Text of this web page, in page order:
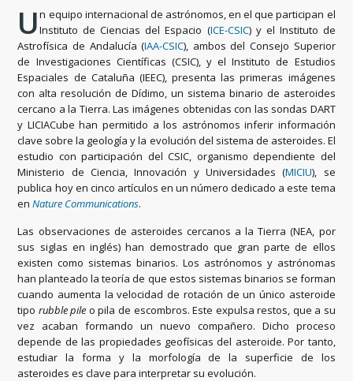
Un equipo internacional de astrónomos, en el que participan el
Instituto de Ciencias del Espacio (ICE-CSIC) y el Instituto de
Astrofísica de Andalucía (IAA-CSIC), ambos del Consejo Superior
de Investigaciones Científicas (CSIC), y el Instituto de Estudios
Espaciales de Cataluña (IEEC), presenta las primeras imágenes
con alta resolución de Dídimo, un sistema binario de asteroides
cercano a la Tierra. Las imágenes obtenidas con las sondas DART
y LICIACube han permitido a los astrónomos inferir información
clave sobre la geología y la evolución del sistema de asteroides. El
estudio con participación del CSIC, organismo dependiente del
Ministerio de Ciencia, Innovación y Universidades (MICIU), se
publica hoy en cinco artículos en un número dedicado a este tema
en Nature Communications.
Las observaciones de asteroides cercanos a la Tierra (NEA, por
sus siglas en inglés) han demostrado que gran parte de ellos
existen como sistemas binarios. Los astrónomos y astrónomas
han planteado la teoría de que estos sistemas binarios se forman
cuando aumenta la velocidad de rotación de un único asteroide
tipo rubble pile o pila de escombros. Este expulsa restos, que a su
vez acaban formando un nuevo compañero. Dicho proceso
depende de las propiedades geofísicas del asteroide. Por tanto,
estudiar la forma y la morfología de la superficie de los
asteroides es clave para interpretar su evolución.